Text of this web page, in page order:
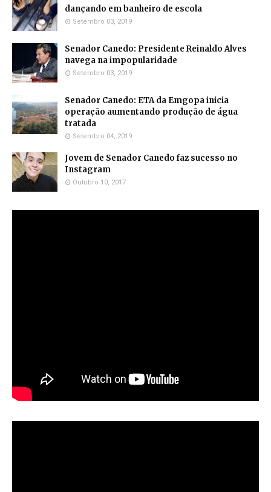
dançando em banheiro de escola
Setembro 03, 2019
Senador Canedo: Presidente Reinaldo Alves
navega na impopularidade
Setembro 03, 2019
Senador Canedo: ETA da Emgopa inicia
operação aumentando produção de água
tratada
Setembro 04, 2019
Jovem de Senador Canedo faz sucesso no
Instagram
Outubro 10, 2017